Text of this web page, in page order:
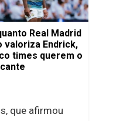
Real Madrid
valoriza Endrick,
times querem o
que afirmou